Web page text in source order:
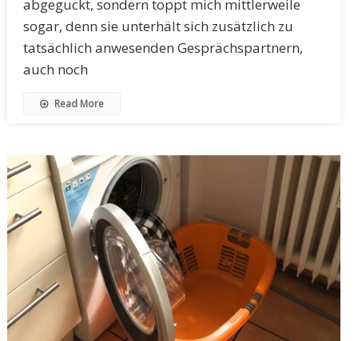
abgeguckt, sondern toppt mich mittlerweile
sogar, denn sie unterhält sich zusätzlich zu
tatsächlich anwesenden Gesprächspartnern,
auch noch
Read More